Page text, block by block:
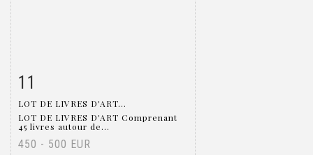
Fiche détaillée
11
LOT DE LIVRES D'ART...
LOT DE LIVRES D'ART Comprenant
45 livres autour de...
450 - 500 EUR